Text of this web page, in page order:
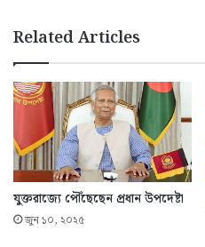
Related Articles
যুক্তরাজ্যে পৌঁছেছেন প্রধান উপদেষ্টা
জুন ১০, ২০২৫